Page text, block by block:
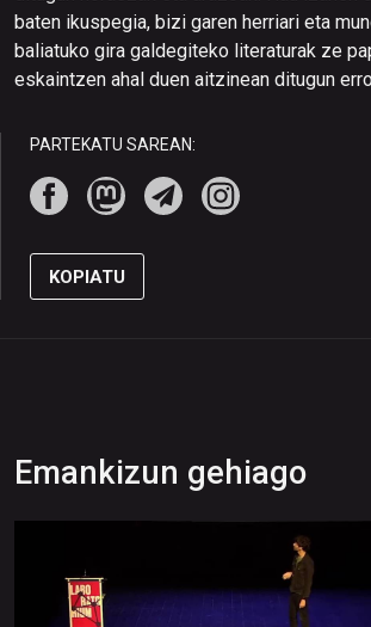
baten ikuspegia, bizi garen herriari eta
baliatuko gira galdegiteko literaturak ze
eskaintzen ahal duen aitzinean ditugun
PARTEKATU SAREAN:
KOPIATU
Emankizun gehiago